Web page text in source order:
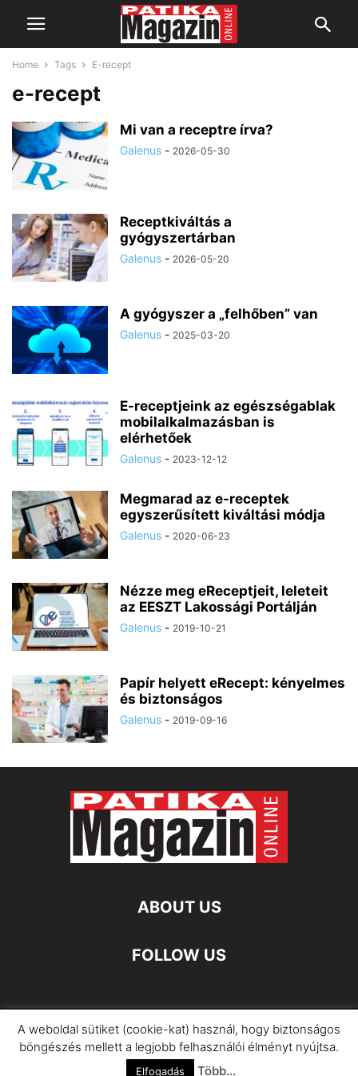
Home Tags E-recept
e-recept
Mi van a receptre írva?
Galenus - 2026-05-30
Receptkiváltás a
gyógyszertárban
Galenus - 2026-05-20
A gyógyszer a „felhőben” van
Galenus - 2025-03-20
E-receptjeink az egészségablak
mobilalkalmazásban is
elérhetőek
Galenus - 2023-12-12
Megmarad az e-receptek
egyszerűsített kiváltási módja
Galenus - 2020-06-23
Nézze meg eReceptjeit, leleteit
az EESZT Lakossági Portálján
Galenus - 2019-10-21
Papír helyett eRecept: kényelmes
és biztonságos
Galenus - 2019-09-16
ABOUT US
FOLLOW US
Impresszum Adatkezelési Információ
©
A weboldal sütiket (cookie-kat) használ, hogy biztonságos
böngészés mellett a legjobb felhasználói élményt nyújtsa.
Elfogadás Több...